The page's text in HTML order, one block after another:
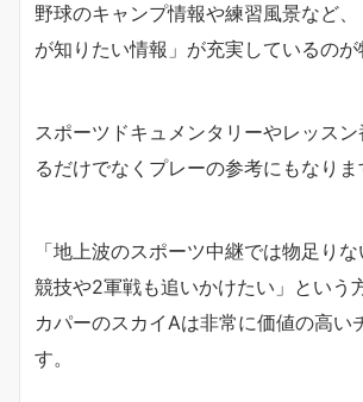
野球のキャンプ情報や練習風景など
が知りたい情報」が充実しているのが
スポーツドキュメンタリーやレッス
るだけでなくプレーの参考にもなりま
「地上波のスポーツ中継では物足り
競技や2軍戦も追いかけたい」という
カパーのスカイAは非常に価値の高い
す。